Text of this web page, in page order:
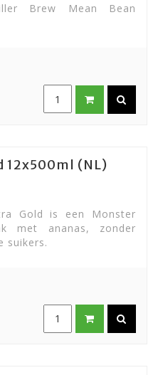
Brew Mean Bean
12x500ml (NL)
Gold is een Monster
met ananas, zonder
suikers.